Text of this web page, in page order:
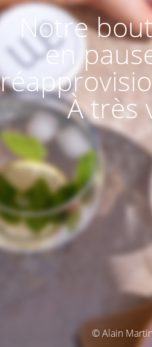
Notre
en
À très
© Alain